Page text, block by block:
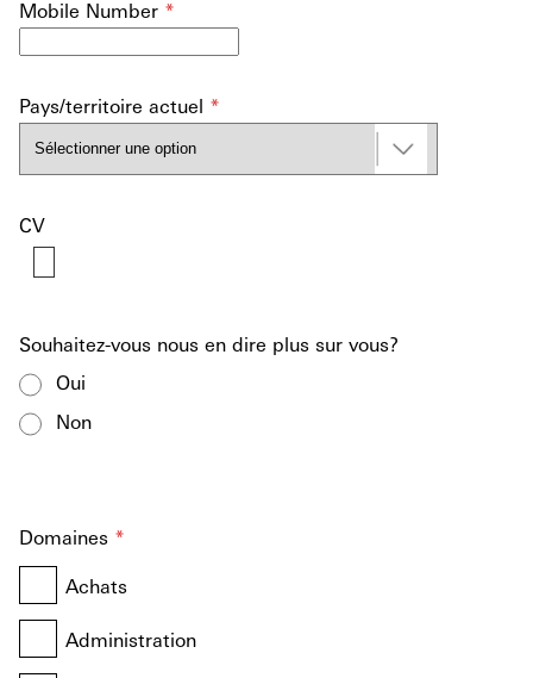
Mobile Number *
Pays/territoire actuel *
CV
Souhaitez-vous nous en dire plus sur vous?
Oui
Non
Domaines *
Achats
Administration